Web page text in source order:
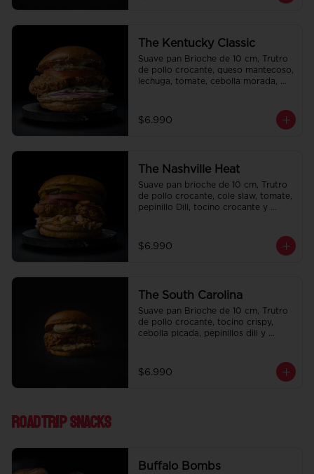
The Kentucky Classic
Suave pan Brioche de 10 cm, Trutro
de pollo crocante, queso mantecoso,
lechuga, tomate, cebolla morada,
$6.990
The Nashville Heat
Suave pan brioche de 10 cm, Trutro
de pollo crocante, cole slaw, tomate,
pepinillo Dill, tocino crocante y
$6.990
The South Carolina
Suave pan Brioche de 10 cm, Trutro
de pollo crocante, tocino crispy,
cebolla picada, pepinillos dill y
$6.990
Roadtrip Snacks
Buffalo Bombs